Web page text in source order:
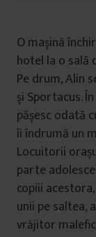
O mașină
hotel la o sală
Pe drum, Alin
și Sportacus.
pășesc odată
îi îndrumă un
Locuitorii
parte
copiii
unii pe saltea,
vrăjitor